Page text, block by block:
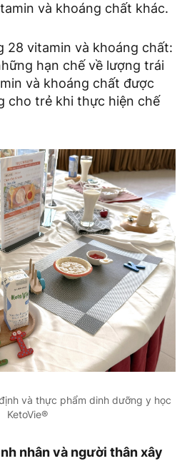
và khoáng chất khác.
28 vitamin và khoáng chất:
hạn chế về lượng trái
và khoáng chất được
cho trẻ khi thực hiện chế
và thực phẩm dinh dưỡng y học
KetoVie®
nhân và người thân xây